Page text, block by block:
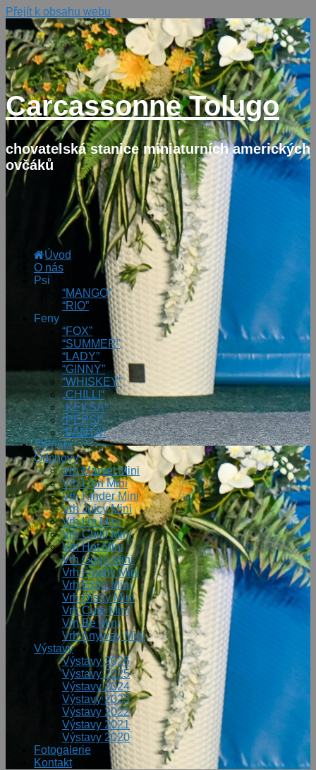
Přejít k obsahu webu
Carcassonne Tolugo
chovatelská stanice miniaturních amerických
ovčáků
Úvod
O nás
Psi
“MANGO”
“RIO”
Feny
“FOX”
“SUMMER”
“LADY”
“GINNY”
“WHISKEY”
„CHILLI“
„KEKSA“
“PEPSI”
“FANTA”
Štěňata
Odchovy
Vrh Marvel Mini
Vrh Lion Mini
Vrh Kinder Mini
Vrh Juicy Mini
Vrh I’m Mini
Vrh Chilli Mini
Vrh Hot Mini
Vrh Gogo Mini
Vrh Finally Mini
Vrh Extra Mini
Vrh Dishy Mini
Vrh Cute Mini
Vrh Be Mini
Vrh Anyway Mini
Výstavy
Výstavy 2026
Výstavy 2025
Výstavy 2024
Výstavy 2023
Výstavy 2022
Výstavy 2021
Výstavy 2020
Fotogalerie
Kontakt